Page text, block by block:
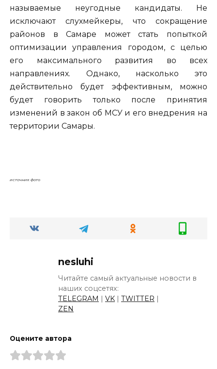
называемые неугодные кандидаты. Не
исключают слухмейкеры, что сокращение
районов в Самаре может стать попыткой
оптимизации управления городом, с целью
его максимального развития во всех
направлениях. Однако, насколько это
действительно будет эффективным, можно
будет говорить только после принятия
изменений в закон об МСУ и его внедрения на
территории Самары.
источник фото
nesluhi
Читайте самый актуальные новости в
наших соцсетях:
TELEGRAM | VK | TWITTER |
ZEN
Оцените автора